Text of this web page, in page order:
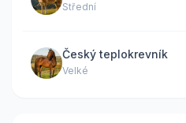
Střední
Český teplokrevník
Velké